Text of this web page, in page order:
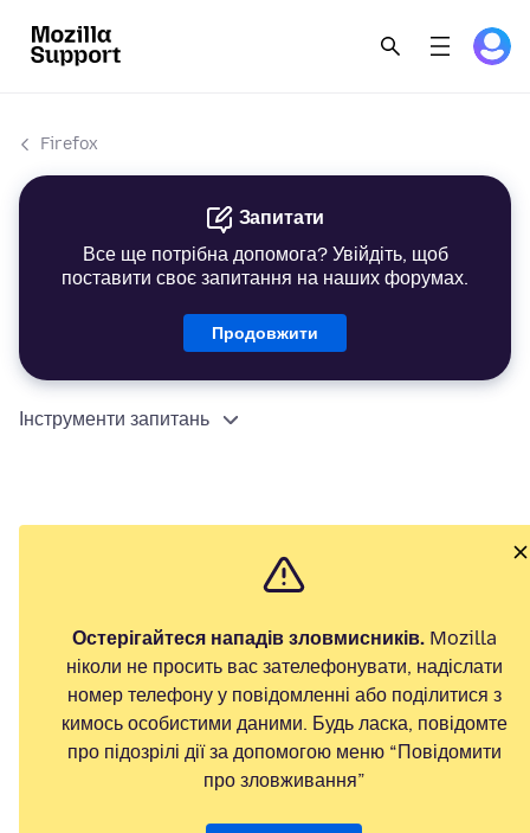
Firefox
Запитати
Все ще потрібна допомога? Увійдіть, щоб
поставити своє запитання на наших форумах.
Продовжити
Інструменти запитань
Остерігайтеся нападів зловмисників.Mozilla
ніколи не просить вас зателефонувати, надіслати
номер телефону у повідомленні або поділитися з
кимось особистими даними. Будь ласка, повідомте
про підозрілі дії за допомогою меню “Повідомити
про зловживання”